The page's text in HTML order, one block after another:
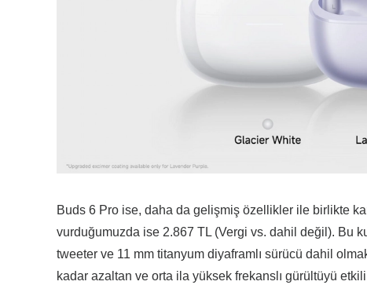
Buds 6 Pro ise, daha da gelişmiş özellikler ile birlikte
vurduğumuzda ise 2.867 TL (Vergi vs. dahil değil). Bu
tweeter ve 11 mm titanyum diyaframlı sürücü dahil
kadar azaltan ve orta ila yüksek frekanslı gürültüyü